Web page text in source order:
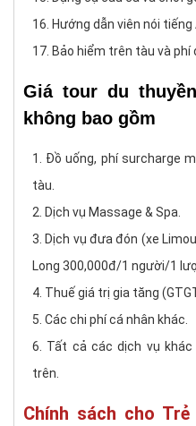
Hướng dẫn viên nói tiếng
Bảo hiểm trên tàu và phí
Giá tour du
không bao gồm
Đồ uống, phí surcharge
tàu.
Dịch vụ Massage & Spa.
Dịch vụ đưa đón (xe
Long 300,000đ/1 người/1
Thuế giá trị gia tăng
Các chi phí cá nhân khác.
Tất cả các dịch vụ
trên.
Chính sách cho